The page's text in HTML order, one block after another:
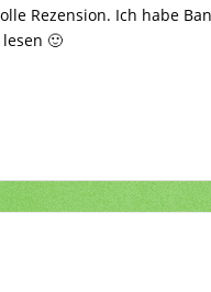
Rezension. Ich habe
🙂